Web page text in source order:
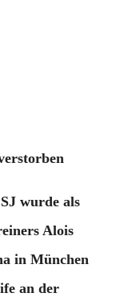
wurde als
Alois
in München
an der